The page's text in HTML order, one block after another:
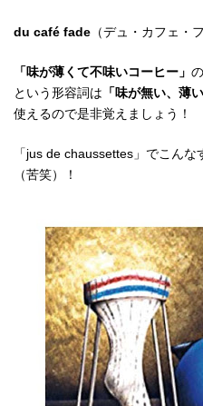
du café fade （デュ・カフェ・
「味が薄くて不味いコーヒー」
という形容詞は 「味が無い、薄い
使えるので是非覚えましょう！
「jus de chaussettes」でこん
（苦笑）！